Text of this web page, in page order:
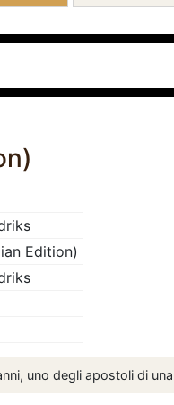
Edition)
uno degli apostoli di